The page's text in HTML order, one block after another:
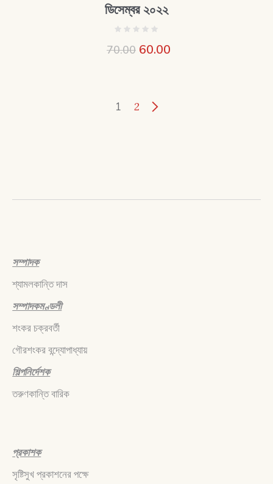
ডিসেম্বর ২০২২
70.00 60.00
1 2
সম্পাদক
শ্যামলকান্তি দাস
সম্পাদকমণ্ডলী
শংকর চক্রবর্তী
গৌরশংকর বন্দ্যোপাধ্যায়
শিল্পনির্দেশক
তরুণকান্তি বারিক
প্রকাশক
সৃষ্টিসুখ প্রকাশনের পক্ষে